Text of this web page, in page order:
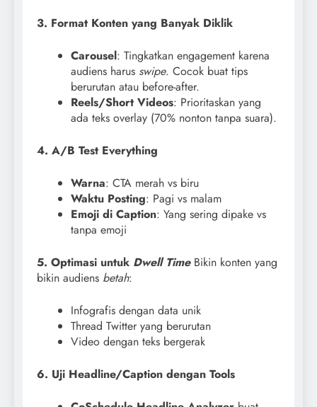
3. Format Konten yang Banyak Diklik
Carousel: Tingkatkan engagement karena
audiens harus swipe. Cocok buat tips
berurutan atau before-after.
Reels/Short Videos: Prioritaskan yang
ada teks overlay (70% nonton tanpa suara).
4. A/B Test Everything
Warna: CTA merah vs biru
Waktu Posting: Pagi vs malam
Emoji di Caption: Yang sering dipake vs
tanpa emoji
5. Optimasi untuk Dwell TimeBikin konten yang
bikin audiens betah:
Infografis dengan data unik
Thread Twitter yang berurutan
Video dengan teks bergerak
6. Uji Headline/Caption dengan Tools